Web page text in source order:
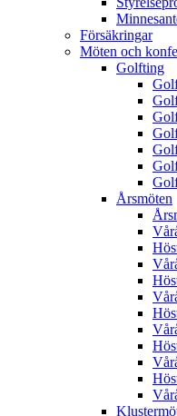
Försäkringar
Möten och
Golfting
Årsmöten